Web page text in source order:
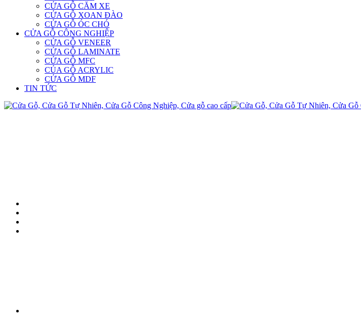
CỬA GỖ CĂM XE
CỬA GỖ XOAN ĐÀO
CỬA GỖ ÓC CHÓ
CỬA GỖ CÔNG NGHIỆP
CỬA GỖ VENEER
CỬA GỖ LAMINATE
CỬA GỖ MFC
CỦA GỖ ACRYLIC
CỬA GỖ MDF
TIN TỨC